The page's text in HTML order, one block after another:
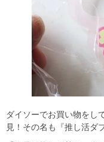
ダイソーでお買い物をし
見！その名も『推し活ダ